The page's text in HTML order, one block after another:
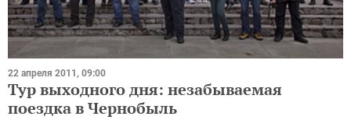
22 апреля 2011, 09:00
Тур выходного дня: незабываемая
поездка в Чернобыль